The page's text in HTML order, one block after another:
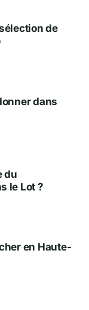
de
dans
du
le Lot ?
en Haute-